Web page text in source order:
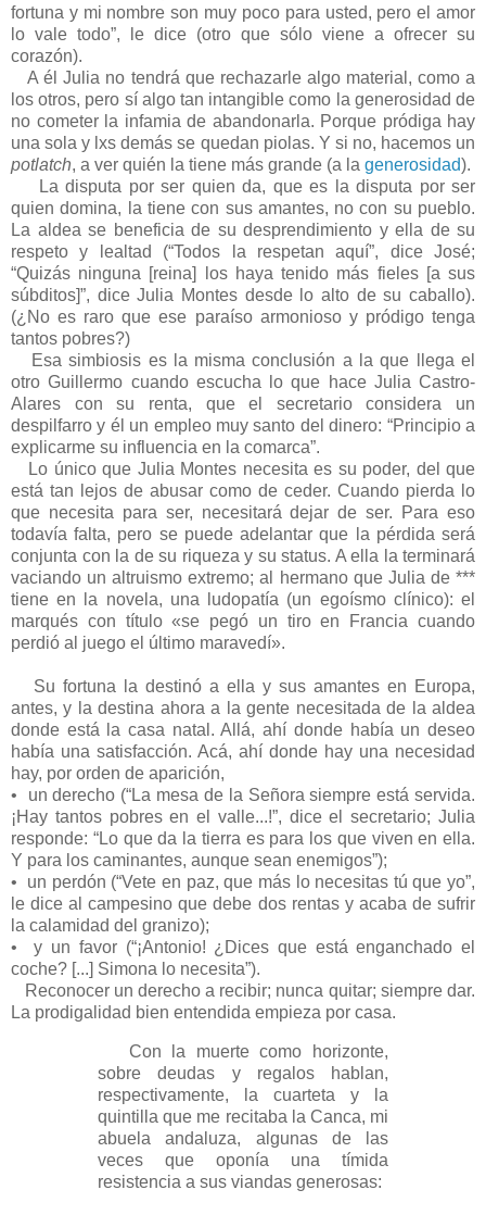
fortuna y mi nombre son muy poco para usted, pero el amor
lo vale todo”, le dice (otro que sólo viene a ofrecer su
corazón).
A él Julia no tendrá que rechazarle algo material, como a
los otros, pero sí algo tan intangible como la generosidad de
no cometer la infamia de abandonarla. Porque pródiga hay
una sola y lxs demás se quedan piolas. Y si no, hacemos un
potlatch, a ver quién la tiene más grande (a la generosidad).
La disputa por ser quien da, que es la disputa por ser
quien domina, la tiene con sus amantes, no con su pueblo.
La aldea se beneficia de su desprendimiento y ella de su
respeto y lealtad (“Todos la respetan aquí”, dice José;
“Quizás ninguna [reina] los haya tenido más fieles [a sus
súbditos]”, dice Julia Montes desde lo alto de su caballo).
(¿No es raro que ese paraíso armonioso y pródigo tenga
tantos pobres?)
Esa simbiosis es la misma conclusión a la que llega el
otro Guillermo cuando escucha lo que hace Julia Castro-
Alares con su renta, que el secretario considera un
despilfarro y él un empleo muy santo del dinero: “Principio a
explicarme su influencia en la comarca”.
Lo único que Julia Montes necesita es su poder, del que
está tan lejos de abusar como de ceder. Cuando pierda lo
que necesita para ser, necesitará dejar de ser. Para eso
todavía falta, pero se puede adelantar que la pérdida será
conjunta con la de su riqueza y su status. A ella la terminará
vaciando un altruismo extremo; al hermano que Julia de ***
tiene en la novela, una ludopatía (un egoísmo clínico): el
marqués con título «se pegó un tiro en Francia cuando
perdió al juego el último maravedí».
Su fortuna la destinó a ella y sus amantes en Europa,
antes, y la destina ahora a la gente necesitada de la aldea
donde está la casa natal. Allá, ahí donde había un deseo
había una satisfacción. Acá, ahí donde hay una necesidad
hay, por orden de aparición,
• un derecho (“La mesa de la Señora siempre está servida.
¡Hay tantos pobres en el valle...!”, dice el secretario; Julia
responde: “Lo que da la tierra es para los que viven en ella.
Y para los caminantes, aunque sean enemigos”);
• un perdón (“Vete en paz, que más lo necesitas tú que yo”,
le dice al campesino que debe dos rentas y acaba de sufrir
la calamidad del granizo);
• y un favor (“¡Antonio! ¿Dices que está enganchado el
coche? [...] Simona lo necesita”).
Reconocer un derecho a recibir; nunca quitar; siempre dar.
La prodigalidad bien entendida empieza por casa.
Con la muerte como horizonte,
sobre deudas y regalos hablan,
respectivamente, la cuarteta y la
quintilla que me recitaba la Canca, mi
abuela andaluza, algunas de las
veces que oponía una tímida
resistencia a sus viandas generosas: